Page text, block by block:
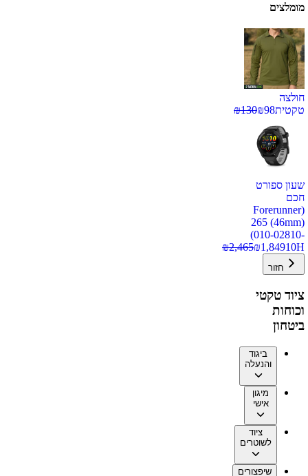
מומלצים
חולצה
טקטית
₪98
₪130
שעון ספורט
חכם
(Forerunner
265 (46mm)
(010-02810-
10H
₪1,849
₪2,465
חזור
ציוד טקטי
וכוחות
ביטחון
ביגוד
והנעלה
מיגון
אישי
ציוד
לשוטרים
שיפצורים